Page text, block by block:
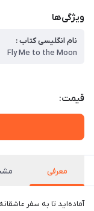
ویژگی‌ها
نام انگلیسی کتاب :
Fly Me to the Moon
قیمت:
معرفی